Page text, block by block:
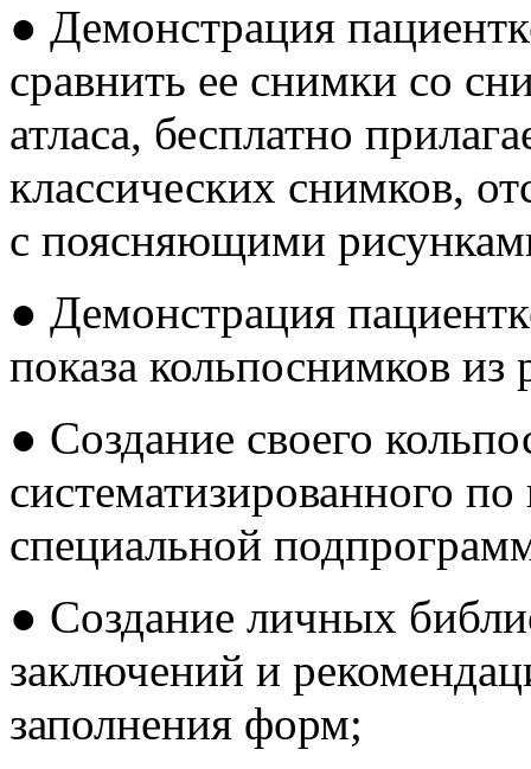
● Демонстрация
сравнить ее снимки со
атласа, бесплатно
классических снимков,
с поясняющими
● Демонстрация
показа кольпоснимков
● Создание своего
систематизированного
специальной
● Создание личных
заключений и
заполнения форм;